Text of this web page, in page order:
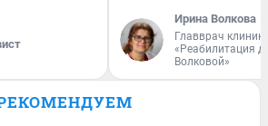
Ирина Волкова
Главврач
«Реабилитация
Волковой»